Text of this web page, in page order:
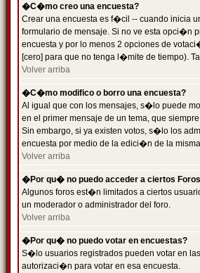
�C�mo creo una encuesta?
Crear una encuesta es f�cil -- cuando inicia
formulario de mensaje. Si no ve esta opci�n
encuesta y por lo menos 2 opciones de
[cero] para que no tenga l�mite de tiempo).
Volver arriba
�C�mo modifico o borro una encuesta?
Al igual que con los mensajes, s�lo puede
en el primer mensaje de un tema, que
Sin embargo, si ya existen votos, s�lo los
encuesta por medio de la edici�n de la
Volver arriba
�Por qu� no puedo acceder a ciertos
Algunos foros est�n limitados a ciertos
un moderador o administrador del foro.
Volver arriba
�Por qu� no puedo votar en encuestas?
S�lo usuarios registrados pueden votar en
autorizaci�n para votar en esa encuesta.